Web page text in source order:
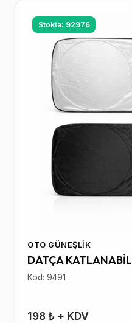
Stokta: 92976
OTO GÜNEŞLIK
DATÇA
Kod: 9491
198 ₺ + KDV